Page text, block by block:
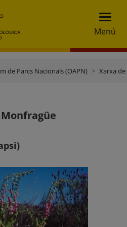
Menú
de Parcs Nacionals (OAPN) Xarxa